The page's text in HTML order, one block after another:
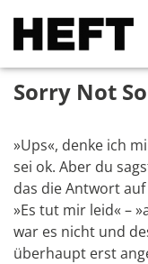
Sorry Not
»Ups«, denke ich
sei ok. Aber du
das die Antwort
»Es tut mir leid« –
war es nicht und
überhaupt erst